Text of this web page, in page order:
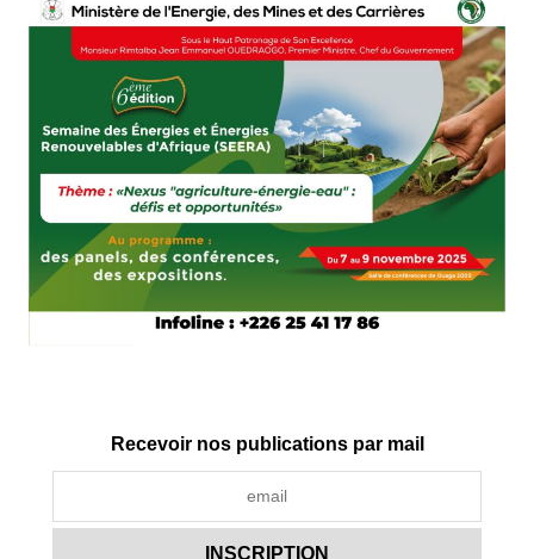
Recevoir nos publications par mail